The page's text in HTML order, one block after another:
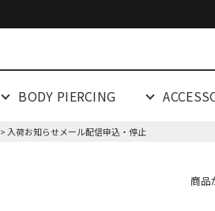
BODY PIERCING
> 入荷お知らせメール配信申込・停止
商品